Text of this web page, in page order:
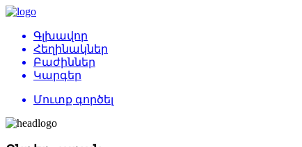
Գլխավոր
Հեղինակներ
Բաժիններ
Կարգեր
Մուտք գործել